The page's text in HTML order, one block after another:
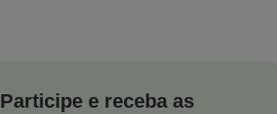
Participe e receba as